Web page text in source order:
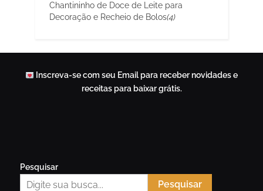
Chantininho de Doce de Leite para
Decoração e Recheio de Bolos(4)
Inscreva-se com seu Email para receber novidades e
receitas para baixar grátis.
Pesquisar
Pesquisar